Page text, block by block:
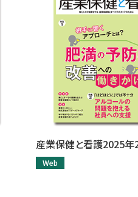
産業保健と看護2025年
Web